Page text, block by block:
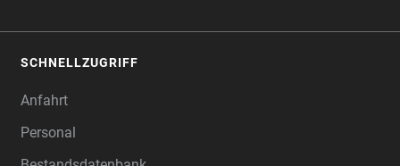
SCHNELLZUGRIFF
Anfahrt
Personal